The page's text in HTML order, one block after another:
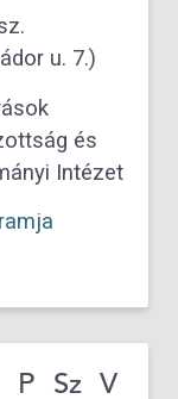
u. 7.)
és
Intézet
P Sz V